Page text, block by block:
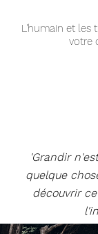
L'humain et les
votre
'Grandir
quelque
découvrir